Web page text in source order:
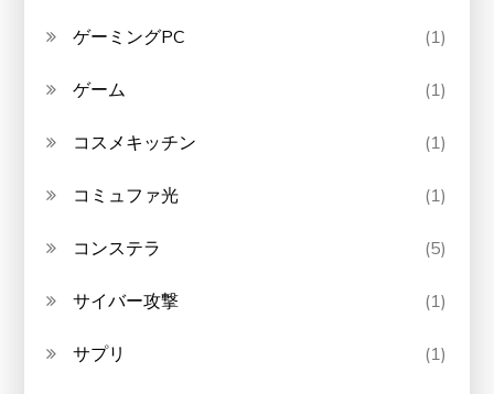
ゲーミングPC (1)
ゲーム (1)
コスメキッチン (1)
コミュファ光 (1)
コンステラ (5)
サイバー攻撃 (1)
サプリ (1)